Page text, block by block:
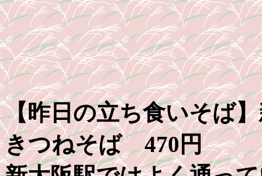
【昨日の立ち食いそば
きつねそば 470円